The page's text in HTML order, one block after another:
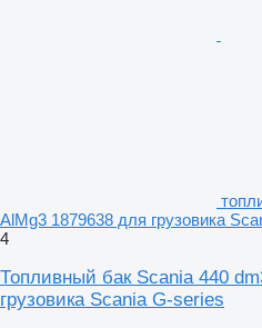
AlMg3 1879638 для грузовика
4
Топливный бак Scania 440
грузовика Scania G-series